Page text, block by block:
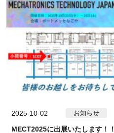
2025-10-02 お知らせ
MECT2025に出展いたします！！